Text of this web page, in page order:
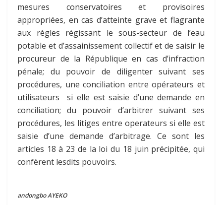
mesures conservatoires et provisoires
appropriées, en cas d’atteinte grave et flagrante
aux règles régissant le sous-secteur de l’eau
potable et d’assainissement collectif et de saisir le
procureur de la République en cas d’infraction
pénale; du pouvoir de diligenter suivant ses
procédures, une conciliation entre opérateurs et
utilisateurs si elle est saisie d’une demande en
conciliation; du pouvoir d’arbitrer suivant ses
procédures, les litiges entre operateurs si elle est
saisie d’une demande d’arbitrage. Ce sont les
articles 18 à 23 de la loi du 18 juin précipitée, qui
confèrent lesdits pouvoirs.
andongbo AYEKO